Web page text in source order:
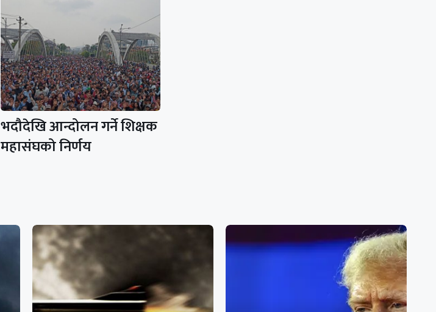
भदौदेखि आन्दोलन गर्ने शिक्षक
महासंघको निर्णय